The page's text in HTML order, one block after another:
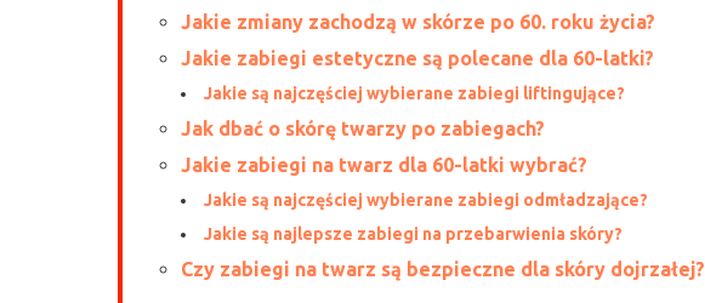
Jakie zmiany zachodzą w skórze po 60. roku życia?
Jakie zabiegi estetyczne są polecane dla 60-latki?
Jakie są najczęściej wybierane zabiegi liftingujące?
Jak dbać o skórę twarzy po zabiegach?
Jakie zabiegi na twarz dla 60-latki wybrać?
Jakie są najczęściej wybierane zabiegi odmładzające?
Jakie są najlepsze zabiegi na przebarwienia skóry?
Czy zabiegi na twarz są bezpieczne dla skóry dojrzałej?